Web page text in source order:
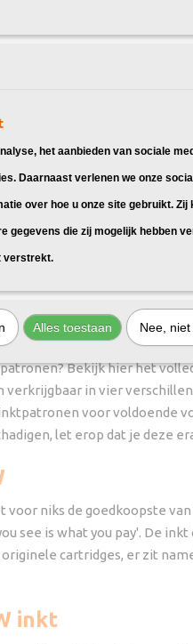
Bekijk hier het
in vier
voor voldoende
let erop dat je deze
niks de goedkoopste
see is what you pay'. De
cartridges, er zit
inkt
het aanbieden van sociale
Daarnaast verlenen we onze
over hoe u onze site gebruikt. Zij
gegevens die zij mogelijk hebben
verstrekt.
Alles toestaan Nee,